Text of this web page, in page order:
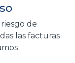
de
las facturas